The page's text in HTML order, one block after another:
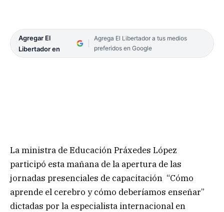
Agregar El
Libertador en
Agrega El Libertador a tus medios
preferidos en Google
La ministra de Educación Práxedes López
participó esta mañana de la apertura de las
jornadas presenciales de capacitación “Cómo
aprende el cerebro y cómo deberíamos enseñar”
dictadas por la especialista internacional en